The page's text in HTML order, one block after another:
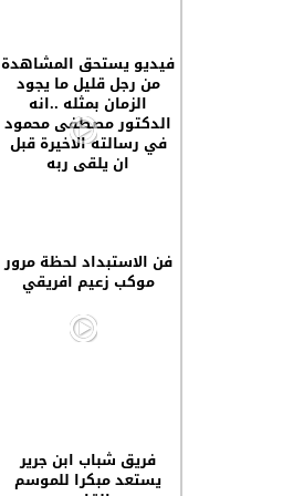
فيديو يستحق المشاهدة
من رجل قليل ما يجود
الزمان بمثله ..انه
الدكتور مصطفى محمود
في رسالته الاخيرة قبل
ان يلقى ربه
فن الاستبداد لحظة مرور
موكب زعيم افريقي
فريق شباب ابن جرير
يستعد مبكرا للموسم